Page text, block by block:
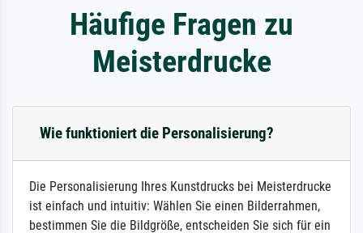
Häufige Fragen zu
Meisterdrucke
Wie funktioniert die Personalisierung?
Die Personalisierung Ihres Kunstdrucks bei Meisterdrucke
ist einfach und intuitiv: Wählen Sie einen Bilderrahmen,
bestimmen Sie die Bildgröße, entscheiden Sie sich für ein